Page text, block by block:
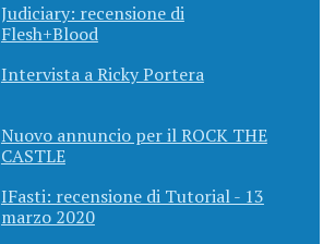
Judiciary: recensione di
Flesh+Blood
Intervista a Ricky Portera
Nuovo annuncio per il ROCK THE
CASTLE
IFasti: recensione di Tutorial - 13
marzo 2020